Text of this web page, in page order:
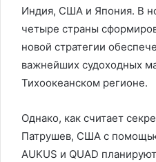
Индия, США и Япония. В
четыре страны
новой стратегии
важнейших судоходных
Тихоокеанском регионе.
Однако, как считает
Патрушев, США с
AUKUS и QUAD